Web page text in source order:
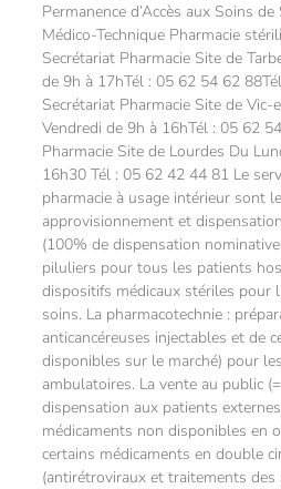
Permanence d’Accès aux Soins
Médico-Technique Pharmacie
Secrétariat Pharmacie Site de
de 9h à 17hTél : 05 62 54 62
Secrétariat Pharmacie Site de
Vendredi de 9h à 16hTél : 05 62
Pharmacie Site de Lourdes Du
16h30 Tél : 05 62 42 44 81 Le
pharmacie à usage intérieur sont
approvisionnement et
(100% de dispensation
piluliers pour tous les patients
dispositifs médicaux stériles pour
soins. La pharmacotechnie :
anticancéreuses injectables et de
disponibles sur le marché) pour
ambulatoires. La vente au public
dispensation aux patients
médicaments non disponibles en
certains médicaments en double
(antirétroviraux et traitements des